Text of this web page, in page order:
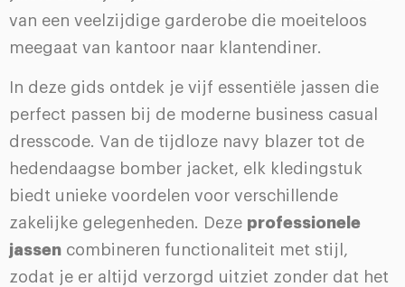
van een veelzijdige garderobe die moeiteloos
meegaat van kantoor naar klantendiner.
In deze gids ontdek je vijf essentiële jassen die
perfect passen bij de moderne business casual
dresscode. Van de tijdloze navy blazer tot de
hedendaagse bomber jacket, elk kledingstuk
biedt unieke voordelen voor verschillende
zakelijke gelegenheden. Deze professionele
jassen combineren functionaliteit met stijl,
zodat je er altijd verzorgd uitziet zonder dat het